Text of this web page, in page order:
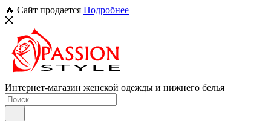
🔥 Сайт продается Подробнее
Интернет-магазин женской одежды и нижнего белья